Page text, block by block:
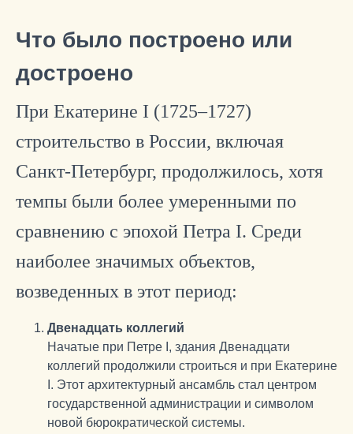
Что было построено или
достроено
При Екатерине I (1725–1727)
строительство в России, включая
Санкт-Петербург, продолжилось, хотя
темпы были более умеренными по
сравнению с эпохой Петра I. Среди
наиболее значимых объектов,
возведенных в этот период:
Двенадцать коллегий
Начатые при Петре I, здания Двенадцати
коллегий продолжили строиться и при Екатерине
I. Этот архитектурный ансамбль стал центром
государственной администрации и символом
новой бюрократической системы.